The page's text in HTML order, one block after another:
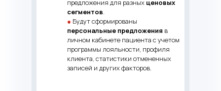
предложения для разных ценовых
сегментов.
● Будут сформированы
персональные предложения в
личном кабинете пациента с учетом
программы лояльности, профиля
клиента, статистики отмененных
записей и других факторов.